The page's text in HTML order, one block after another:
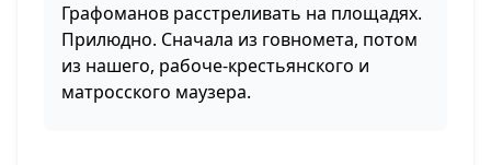
Графоманов расстреливать на площадях.
Прилюдно. Сначала из говномета, потом
из нашего, рабоче-крестьянского и
матросского маузера.